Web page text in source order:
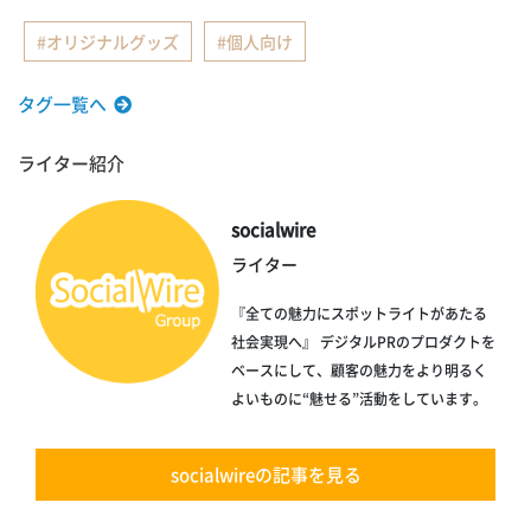
オリジナルグッズ 個人向け
タグ一覧へ
ライター紹介
socialwire
ライター
『全ての魅力にスポットライトがあたる
社会実現へ』 デジタルPRのプロダクトを
ベースにして、顧客の魅力をより明るく
よいものに“魅せる”活動をしています。
socialwireの記事を見る